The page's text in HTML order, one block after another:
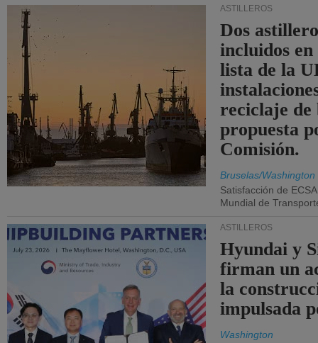
ASTILLEROS
Dos
incluidos
lista de la
reciclaje de
propuesta
Comisión.
Bruselas/Washington
Satisfacción de
Mundial de
ASTILLEROS
Hyundai y
firman un
la
impulsada
Washington